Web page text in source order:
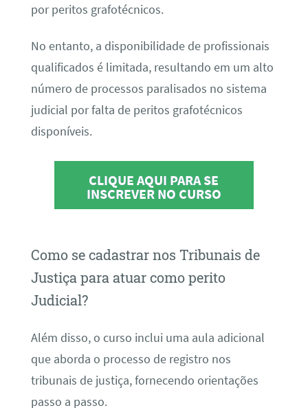
por peritos grafotécnicos.
No entanto, a disponibilidade de profissionais
qualificados é limitada, resultando em um alto
número de processos paralisados no sistema
judicial por falta de peritos grafotécnicos
disponíveis.
CLIQUE AQUI PARA SE
INSCREVER NO CURSO
Como se cadastrar nos Tribunais de
Justiça para atuar como perito
Judicial?
Além disso, o curso inclui uma aula adicional
que aborda o processo de registro nos
tribunais de justiça, fornecendo orientações
passo a passo.